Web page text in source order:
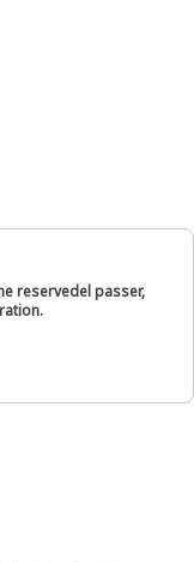
reservedel passer,